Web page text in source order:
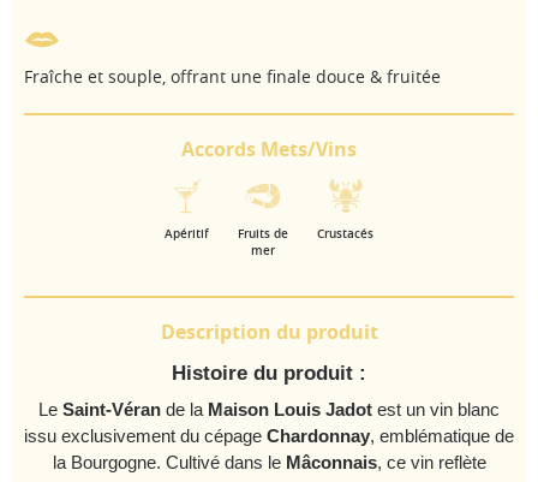
Fraîche et souple, offrant une finale douce & fruitée
Accords Mets/Vins
Apéritif
Fruits de
mer
Crustacés
Description du produit
Histoire du produit :
Le Saint-Véran de la Maison Louis Jadot est un vin blanc
issu exclusivement du cépage Chardonnay, emblématique de
la Bourgogne. Cultivé dans le Mâconnais, ce vin reflète